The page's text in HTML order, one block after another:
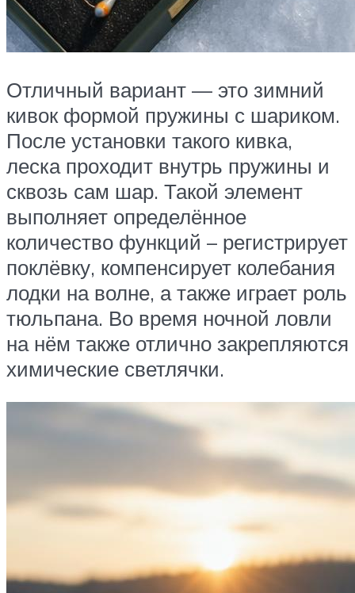
Отличный вариант — это зимний
кивок формой пружины с шариком.
После установки такого кивка,
леска проходит внутрь пружины и
сквозь сам шар. Такой элемент
выполняет определённое
количество функций – регистрирует
поклёвку, компенсирует колебания
лодки на волне, а также играет роль
тюльпана. Во время ночной ловли
на нём также отлично закрепляются
химические светлячки.